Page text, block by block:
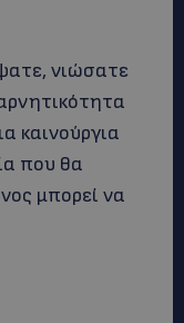
νιώσατε
καινούργια
που θα
μπορεί να